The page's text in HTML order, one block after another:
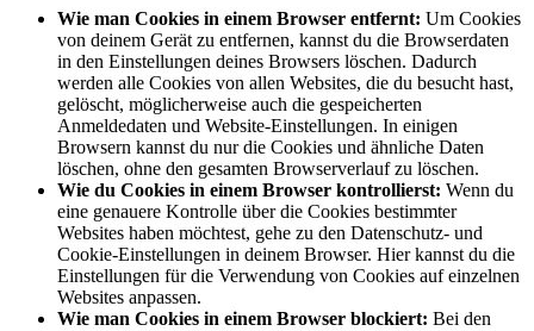
Wie man Cookies in einem Browser entfernt: Um Cookies
von deinem Gerät zu entfernen, kannst du die Browserdaten
in den Einstellungen deines Browsers löschen. Dadurch
werden alle Cookies von allen Websites, die du besucht hast,
gelöscht, möglicherweise auch die gespeicherten
Anmeldedaten und Website-Einstellungen. In einigen
Browsern kannst du nur die Cookies und ähnliche Daten
löschen, ohne den gesamten Browserverlauf zu löschen.
Wie du Cookies in einem Browser kontrollierst: Wenn du
eine genauere Kontrolle über die Cookies bestimmter
Websites haben möchtest, gehe zu den Datenschutz- und
Cookie-Einstellungen in deinem Browser. Hier kannst du die
Einstellungen für die Verwendung von Cookies auf einzelnen
Websites anpassen.
Wie man Cookies in einem Browser blockiert: Bei den